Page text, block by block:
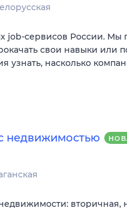
Сберегаем
job-сервисов России. Мы
свои навыки или
узнать, насколько
недвижимостью
вторичная,